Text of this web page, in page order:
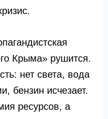
Крыма» рушится.
нет света, вода
бензин исчезает.
ресурсов, а